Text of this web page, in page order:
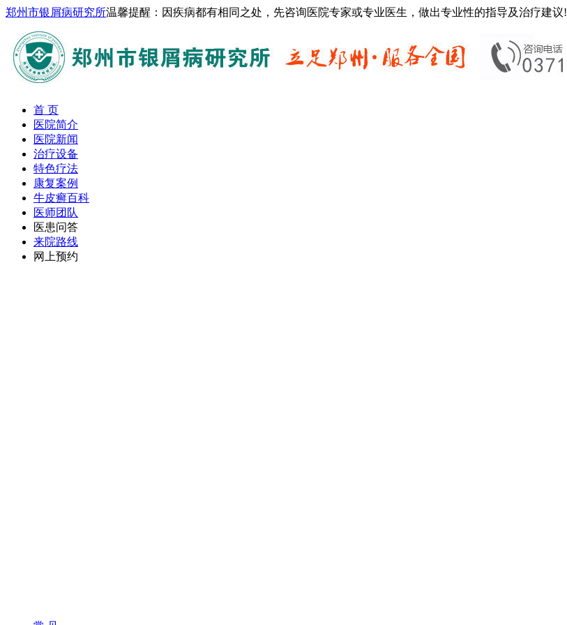
郑州市银屑病研究所温馨提醒：因疾病都有相同之处，先咨询医院专家或专业医生，做出专业性的指导及治疗建议!
首 页
医院简介
医院新闻
治疗设备
特色疗法
康复案例
牛皮癣百科
医师团队
医患问答
来院路线
网上预约